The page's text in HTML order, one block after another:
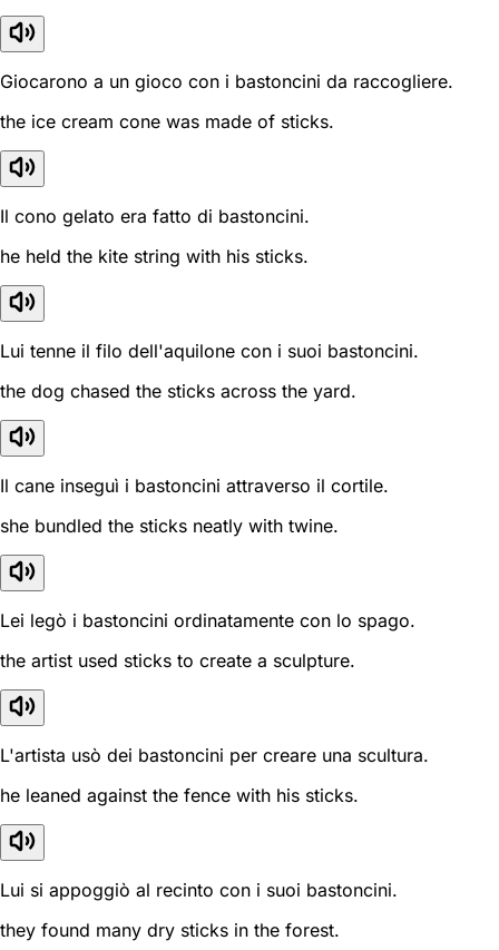
Giocarono a un gioco con i bastoncini da raccogliere.
the ice cream cone was made of sticks.
Il cono gelato era fatto di bastoncini.
he held the kite string with his sticks.
Lui tenne il filo dell'aquilone con i suoi bastoncini.
the dog chased the sticks across the yard.
Il cane inseguì i bastoncini attraverso il cortile.
she bundled the sticks neatly with twine.
Lei legò i bastoncini ordinatamente con lo spago.
the artist used sticks to create a sculpture.
L'artista usò dei bastoncini per creare una scultura.
he leaned against the fence with his sticks.
Lui si appoggiò al recinto con i suoi bastoncini.
they found many dry sticks in the forest.